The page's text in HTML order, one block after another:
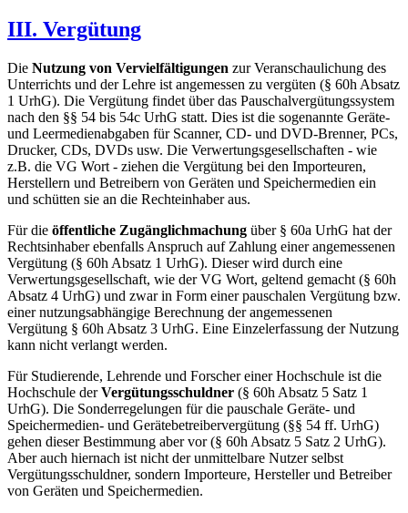
III. Vergütung
Die Nutzung von Vervielfältigungen zur Veranschaulichung des
Unterrichts und der Lehre ist angemessen zu vergüten (§ 60h Absatz
1 UrhG). Die Vergütung findet über das Pauschalvergütungssystem
nach den §§ 54 bis 54c UrhG statt. Dies ist die sogenannte Geräte-
und Leermedienabgaben für Scanner, CD- und DVD-Brenner, PCs,
Drucker, CDs, DVDs usw. Die Verwertungsgesellschaften - wie
z.B. die VG Wort - ziehen die Vergütung bei den Importeuren,
Herstellern und Betreibern von Geräten und Speichermedien ein
und schütten sie an die Rechteinhaber aus.
Für die öffentliche Zugänglichmachung über § 60a UrhG hat der
Rechtsinhaber ebenfalls Anspruch auf Zahlung einer angemessenen
Vergütung (§ 60h Absatz 1 UrhG). Dieser wird durch eine
Verwertungsgesellschaft, wie der VG Wort, geltend gemacht (§ 60h
Absatz 4 UrhG) und zwar in Form einer pauschalen Vergütung bzw.
einer nutzungsabhängige Berechnung der angemessenen
Vergütung § 60h Absatz 3 UrhG. Eine Einzelerfassung der Nutzung
kann nicht verlangt werden.
Für Studierende, Lehrende und Forscher einer Hochschule ist die
Hochschule derVergütungsschuldner (§ 60h Absatz 5 Satz 1
UrhG). Die Sonderregelungen für die pauschale Geräte- und
Speichermedien- und Gerätebetreibervergütung (§§ 54 ff. UrhG)
gehen dieser Bestimmung aber vor (§ 60h Absatz 5 Satz 2 UrhG).
Aber auch hiernach ist nicht der unmittelbare Nutzer selbst
Vergütungsschuldner, sondern Importeure, Hersteller und Betreiber
von Geräten und Speichermedien.